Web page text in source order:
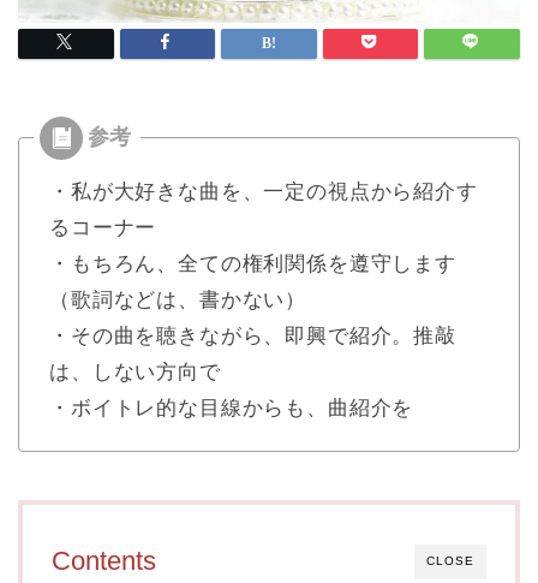
・私が大好きな曲を、一定の視点から紹介す
るコーナー
・もちろん、全ての権利関係を遵守します
（歌詞などは、書かない）
・その曲を聴きながら、即興で紹介。推敲
は、しない方向で
・ボイトレ的な目線からも、曲紹介を
CLOSE
Contents